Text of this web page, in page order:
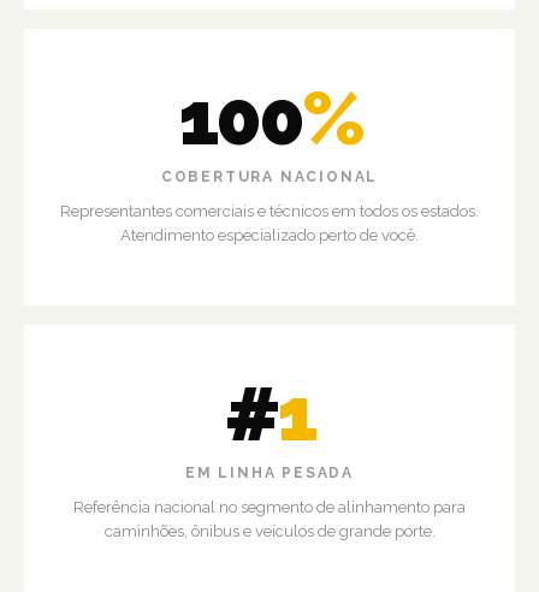
100%
COBERTURA NACIONAL
Representantes comerciais e técnicos em todos os estados.
Atendimento especializado perto de você.
#1
EM LINHA PESADA
Referência nacional no segmento de alinhamento para
caminhões, ônibus e veículos de grande porte.